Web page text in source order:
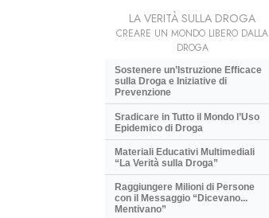
LA VERITÀ SULLA DROGA
CREARE UN MONDO LIBERO DALLA
DROGA
Sostenere un’Istruzione Efficace
sulla Droga e Iniziative di
Prevenzione
Sradicare in Tutto il Mondo l’Uso
Epidemico di Droga
Materiali Educativi Multimediali
“La Verità sulla Droga”
Raggiungere Milioni di Persone
con il Messaggio “Dicevano...
Mentivano”